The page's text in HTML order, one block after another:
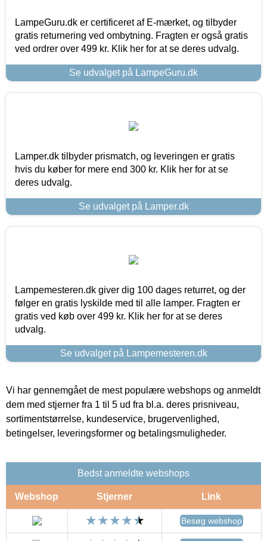
LampeGuru.dk er certificeret af E-mærket, og tilbyder
gratis returnering ved ombytning. Fragten er også gratis
ved ordrer over 499 kr. Klik her for at se deres udvalg.
Se udvalget på LampeGuru.dk
Lamper.dk tilbyder prismatch, og leveringen er gratis
hvis du køber for mere end 300 kr. Klik her for at se
deres udvalg.
Se udvalget på Lamper.dk
Lampemesteren.dk giver dig 100 dages returret, og der
følger en gratis lyskilde med til alle lamper. Fragten er
gratis ved køb over 499 kr. Klik her for at se deres
udvalg.
Se udvalget på Lampemesteren.dk
Vi har gennemgået de mest populære webshops og anmeldt
dem med stjerner fra 1 til 5 ud fra bl.a. deres prisniveau,
sortimentstørrelse, kundeservice, brugervenlighed,
betingelser, leveringsformer og betalingsmuligheder.
Bedst anmeldte webshops
Webshop Stjerner Link
Besøg webshop